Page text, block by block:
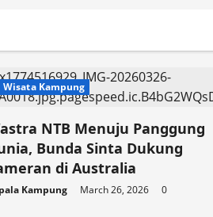
Wisata Kampung
NTB Menuju Panggung
Bunda Sinta Dukung
di Australia
Kampung March 26, 2026 0